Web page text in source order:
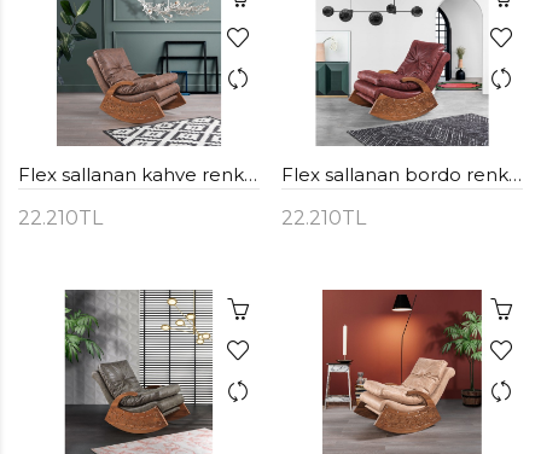
Flex sallanan kahve renk dinlenme - TV koltuğu
22.210TL
Flex sallanan bordo renk dinlenme - TV koltuğu
22.210TL